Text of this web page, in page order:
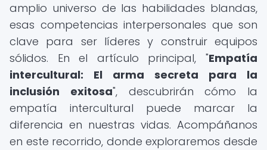
amplio universo de las habilidades blandas,
esas competencias interpersonales que son
clave para ser líderes y construir equipos
sólidos. En el artículo principal, "Empatía
intercultural: El arma secreta para la
inclusión exitosa", descubrirán cómo la
empatía intercultural puede marcar la
diferencia en nuestras vidas. Acompáñanos
en este recorrido, donde exploraremos desde